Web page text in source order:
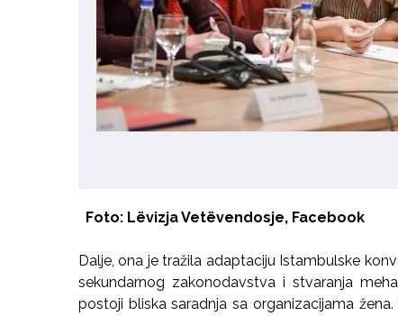
Foto: Lëvizja Vetëvendosje, Facebook
Dalje, ona je tražila adaptaciju Istambulske
sekundarnog zakonodavstva i stvaranja
postoji bliska saradnja sa organizacijama